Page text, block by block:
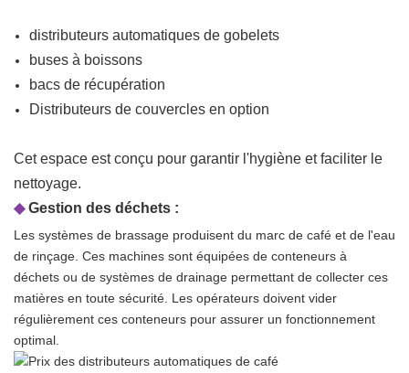
distributeurs automatiques de gobelets
buses à boissons
bacs de récupération
Distributeurs de couvercles en option
Cet espace est conçu pour garantir l'hygiène et faciliter le
nettoyage.
◆Gestion des déchets :
Les systèmes de brassage produisent du marc de café et de l'eau
de rinçage. Ces machines sont équipées de conteneurs à
déchets ou de systèmes de drainage permettant de collecter ces
matières en toute sécurité. Les opérateurs doivent vider
régulièrement ces conteneurs pour assurer un fonctionnement
optimal.